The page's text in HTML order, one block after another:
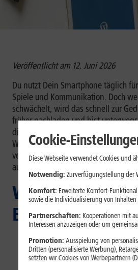
Veröffentlicht am 12. Juni 2026
Du nutzt Dein Smartphone täglich
Spiele und Kommunikation. Doch
schwächelt, wird das schnell zur
früher nachladen und bist
diesem Beitrag zeigen wir Dir
Wege, wie Du Deinen Akku schonst,
verlängerst und die Leistung Deines
aufrechterhältst.
Was Du in
Beitrag
etwas an maximaler Kapazität.
Hohe Bildschirmhelligkeit,
Cookie-
Diese Webseite verwendet Cookies und
Notwendig: Zurverfügungstellung der
Komfort: Erweiterte Komfort-
sowie die Individualisierung von Inhalten
Partnerschaften: Kooperationen mit
Interessen anzuzeigen oder um
Promotion: Ausspielung von
Dritten (personalisierte Werbung),
setzten wir Cookies von Werbepartnern